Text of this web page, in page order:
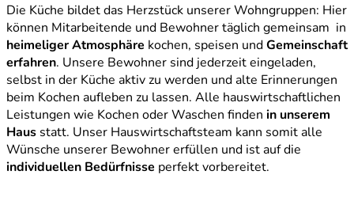
Die Küche bildet das Herzstück unserer Wohngruppen: Hier
können Mitarbeitende und Bewohner täglich gemeinsam in
heimeliger Atmosphäre kochen, speisen undGemeinschaft
erfahren. Unsere Bewohner sind jederzeit eingeladen,
selbst in der Küche aktiv zu werden und alte Erinnerungen
beim Kochen aufleben zu lassen. Alle hauswirtschaftlichen
Leistungen wie Kochen oder Waschen finden in unserem
Haus statt. Unser Hauswirtschaftsteam kann somit alle
Wünsche unserer Bewohner erfüllen und ist auf die
individuellen Bedürfnisse perfekt vorbereitet.